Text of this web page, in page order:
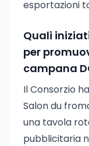
esportazioni
Quali
per
campana
Il Consorzio
Salon du
una tavola
pubblicitaria